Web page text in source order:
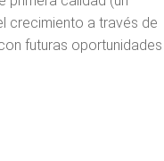
crecimiento a través de
futuras oportunidades